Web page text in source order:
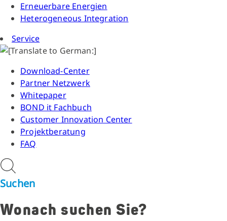
Erneuerbare Energien
Heterogeneous Integration
Service
Download-Center
Partner Netzwerk
Whitepaper
BOND it Fachbuch
Customer Innovation Center
Projektberatung
FAQ
Suchen
Wonach suchen Sie?